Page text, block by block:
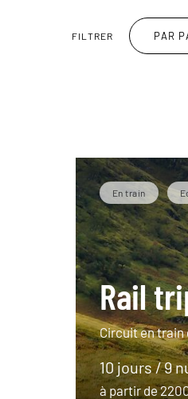
FILTRER PAR
En train
Rail
Circuit en train
10 jours / 9
à partir de